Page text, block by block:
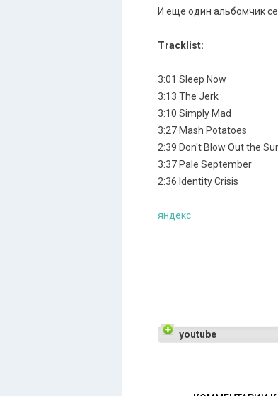
И еще один альбомчик
Tracklist:
3:01 Sleep Now
3:13 The Jerk
3:10 Simply Mad
3:27 Mash Potatoes
2:39 Don't Blow Out the
3:37 Pale September
2:36 Identity Crisis
яндекс
youtube